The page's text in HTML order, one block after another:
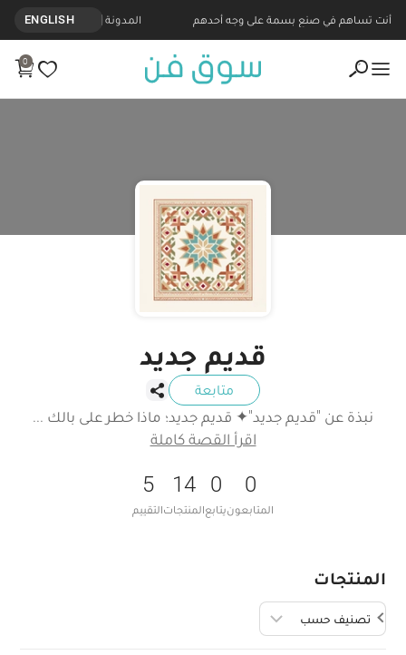
أنت تساهم في صنع بسمة على وجه أحدهم المدونة ENGLISH
0
قديم جديد
متابعة
نبذة عن "قديم جديد"✦ قديم جديد؛ ماذا خطر على بالك
اقرأ القصة كاملة
0
المتابعون
0
يتابع
14
المنتجات
5
التقييم
المنتجات
منتجات مصنوعة يدويا من قديم جديد - Souq Fann